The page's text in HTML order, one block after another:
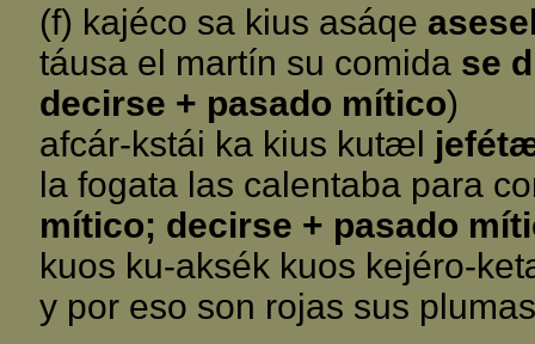
(f) kajéco sa kius asáqe
táusa el martín su comida se
decirse + pasado mítico)
afcár-kstái ka kius kutæl
la fogata las calentaba para
mítico; decirse + pasado
kuos ku-aksék kuos kejéro-
y por eso son rojas sus plumas